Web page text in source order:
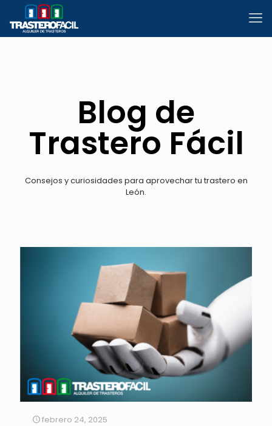
Blog de
Trastero Fácil
Consejos y curiosidades para aprovechar tu trastero en
León.
febrero 24, 2025